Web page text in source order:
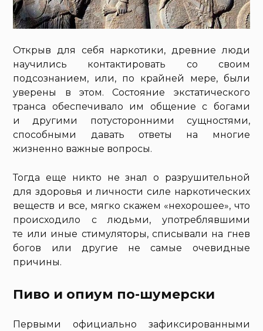
Открыв для себя наркотики, древние люди
научились контактировать со своим
подсознанием, или, по крайней мере, были
уверены в этом. Состояние экстатического
транса обеспечивало им общение с богами
и другими потусторонними сущностями,
способными давать ответы на многие
жизненно важные вопросы.
Тогда еще никто не знал о разрушительной
для здоровья и личности силе наркотических
веществ и все, мягко скажем «нехорошее», что
происходило с людьми, употреблявшими
те или иные стимуляторы, списывали на гнев
богов или другие не самые очевидные
причины.
Пиво и опиум по-шумерски
Первыми официально зафиксированными